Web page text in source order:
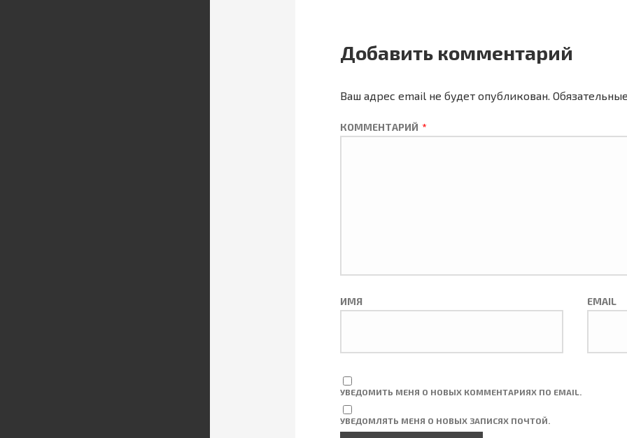
Добавить комментарий
Ваш адрес email не будет опубликован.
КОММЕНТАРИЙ *
ИМЯ EMAIL
УВЕДОМИТЬ МЕНЯ О НОВЫХ КОММЕНТАРИЯХ ПО EMAIL.
УВЕДОМЛЯТЬ МЕНЯ О НОВЫХ ЗАПИСЯХ ПОЧТОЙ.